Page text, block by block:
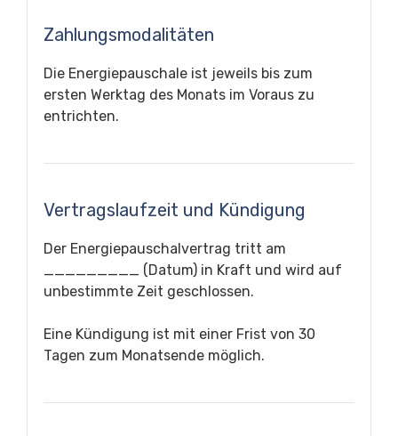
Zahlungsmodalitäten
Die Energiepauschale ist jeweils bis zum
ersten Werktag des Monats im Voraus zu
entrichten.
Vertragslaufzeit und Kündigung
Der Energiepauschalvertrag tritt am
_________ (Datum) in Kraft und wird auf
unbestimmte Zeit geschlossen.
Eine Kündigung ist mit einer Frist von 30
Tagen zum Monatsende möglich.